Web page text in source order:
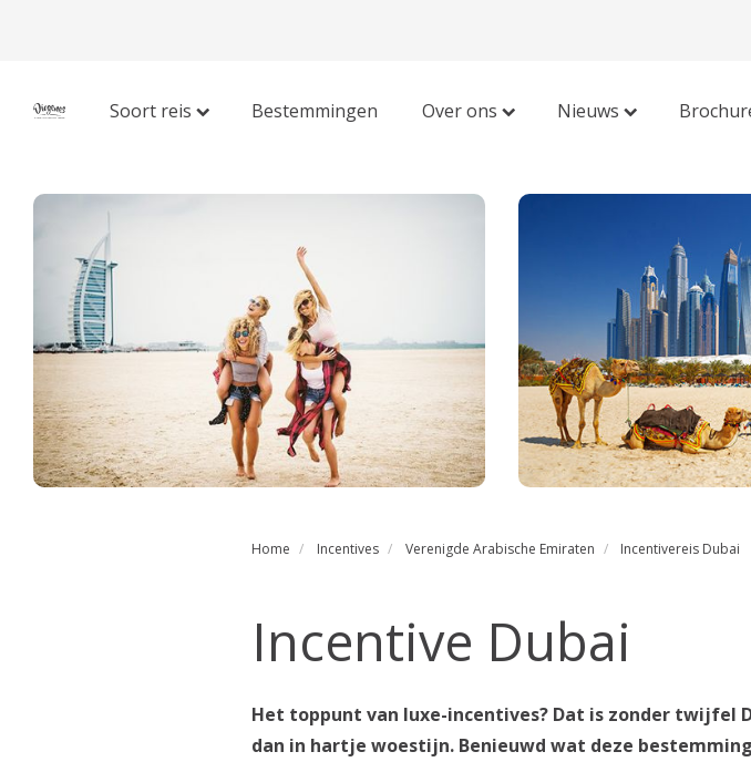
Soort reis Bestemmingen Over ons Nieuws
Home Incentives Verenigde Arabische Emiraten Incentivereis Dubai
Incentive Dubai
Het toppunt van luxe-incentives? Dat is zonder
dan in hartje woestijn. Benieuwd wat deze